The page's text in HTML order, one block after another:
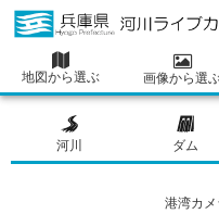
地図から選ぶ 画像から選
河川 ダム
港湾カメ